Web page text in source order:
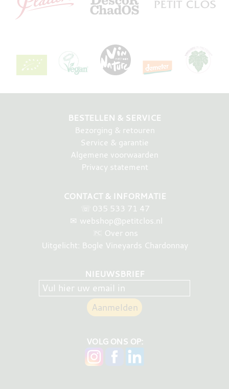
BESTELLEN & SERVICE
Bezorging & retouren
Service & garantie
Algemene voorwaarden
Privacy statement
CONTACT & INFORMATIE
☏ 035 533 71 47
✉ webshop@petitclos.nl
Over ons
Uitgelicht: Bogle Vineyards Chardonnay
NIEUWSBRIEF
VOLG ONS OP: